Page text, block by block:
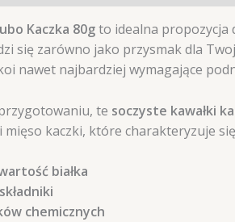
Kaczka 80gto idealna propozycja
się zarówno jako przysmak dla
nawet najbardziej wymagające
te soczyste kawałki
mięso kaczki, które charakteryzuje
białka
chemicznych